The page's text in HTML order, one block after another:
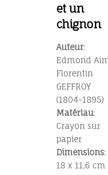
et un
chignon
Auteur:
Edmond
Florentin
GEFFROY
(1804-1895)
Matériau:
Crayon sur
papier
Dimensions:
18 x 11,6 cm